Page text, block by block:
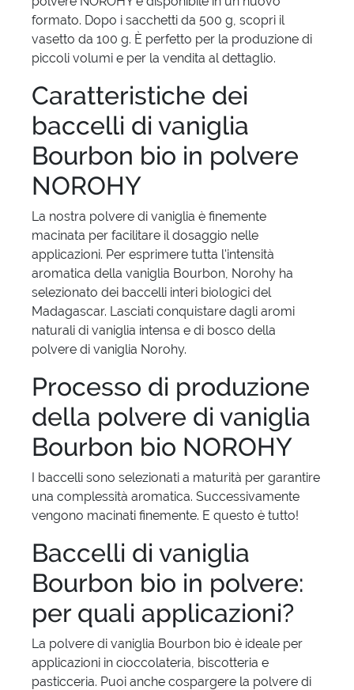
formato. Dopo i sacchetti da 500 g, scopri il
vasetto da 100 g. È perfetto per la produzione di
piccoli volumi e per la vendita al dettaglio.
Caratteristiche dei
baccelli di vaniglia
Bourbon bio in polvere
NOROHY
La nostra polvere di vaniglia è finemente
macinata per facilitare il dosaggio nelle
applicazioni. Per esprimere tutta l'intensità
aromatica della vaniglia Bourbon, Norohy ha
selezionato dei baccelli interi biologici del
Madagascar. Lasciati conquistare dagli aromi
naturali di vaniglia intensa e di bosco della
polvere di vaniglia Norohy.
Processo di produzione
della polvere di vaniglia
Bourbon bio NOROHY
I baccelli sono selezionati a maturità per garantire
una complessità aromatica. Successivamente
vengono macinati finemente. E questo è tutto!
Baccelli di vaniglia
Bourbon bio in polvere:
per quali applicazioni?
La polvere di vaniglia Bourbon bio è ideale per
applicazioni in cioccolateria, biscotteria e
pasticceria. Puoi anche cospargere la polvere di